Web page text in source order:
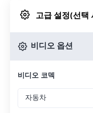
고급 설정(선택
비디오 옵션
비디오 코덱
자동차